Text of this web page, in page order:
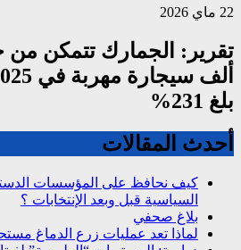
22 ماي 2026
بلغ 231%
أحدث المقالات
كيف نحافظ على المؤسسات
السياسية قبل وبعد الإنتخابات ؟
بلاغ صحفي
لماذا تعد عمليات زرع الدماغ